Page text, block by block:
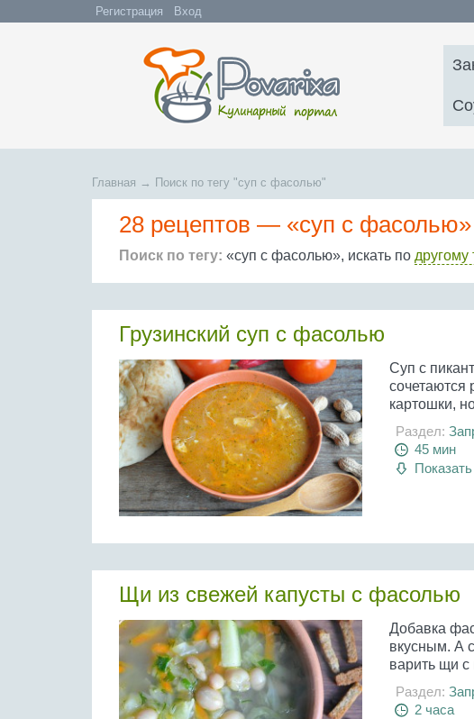
Регистрация Вход
Главная → Поиск по тегу "суп с фасолью"
28 рецептов — «суп с фасолью»
Поиск по тегу: «суп с фасолью», искать по другому
Грузинский суп с фасолью
Суп с
сочетаются
картошки,
Раздел:
45 мин
Щи из свежей капусты с фасолью
Добавка
вкусным. А
варить щи
Раздел:
2 часа